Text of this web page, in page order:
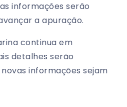
informações serão
a apuração.
continua em
detalhes serão
informações sejam